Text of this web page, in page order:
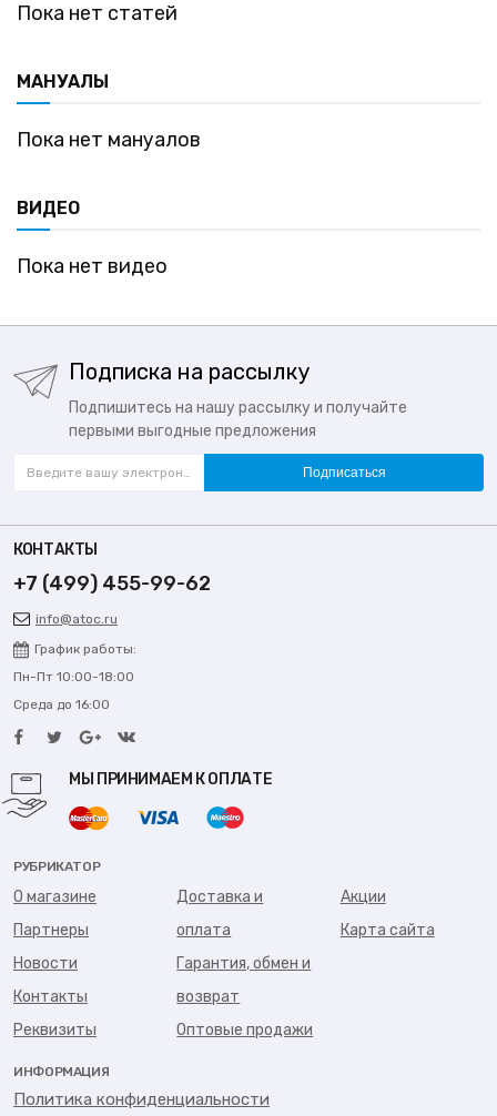
Пока нет статей
МАНУАЛЫ
Пока нет мануалов
ВИДЕО
Пока нет видео
Подписка на рассылку
Подпишитесь на нашу рассылку и получайте
первыми выгодные предложения
Подписаться
КОНТАКТЫ
+7 (499) 455-99-62
info@atoc.ru
График работы:
Пн-Пт 10:00-18:00
Среда до 16:00
МЫ ПРИНИМАЕМ К ОПЛАТЕ
РУБРИКАТОР
О магазине
Партнеры
Новости
Контакты
Реквизиты
Доставка и
оплата
Гарантия, обмен и
возврат
Оптовые продажи
Акции
Карта сайта
ИНФОРМАЦИЯ
Политика конфиденциальности